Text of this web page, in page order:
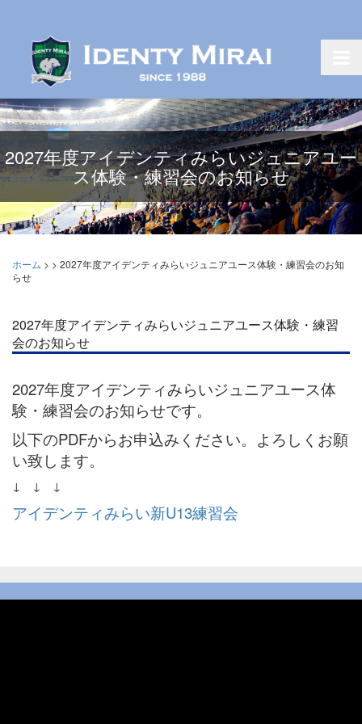
2027年度アイデンティみらいジュニアユー
ス体験・練習会のお知らせ
ホーム > > 2027年度アイデンティみらいジュニアユース体験・練習会のお知
らせ
2027年度アイデンティみらいジュニアユース体験・練習
会のお知らせ
2027年度アイデンティみらいジュニアユース体
験・練習会のお知らせです。
以下のPDFからお申込みください。よろしくお願
い致します。
↓ ↓ ↓
アイデンティみらい新U13練習会